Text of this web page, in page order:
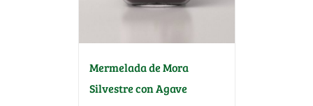
Mermelada de Mora
Silvestre con Agave